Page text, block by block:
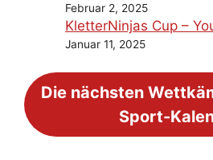
Februar 2, 2025
KletterNinjas Cup –
Januar 11, 2025
Die nächsten
Sport-